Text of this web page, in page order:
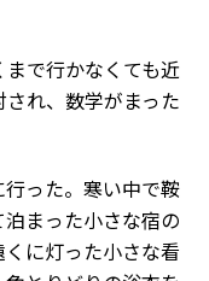
で行かなくても近
れ、数学がまった
った。寒い中で鞍
まった小さな宿の
に灯った小さな看